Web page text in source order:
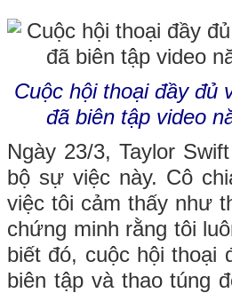
Cuộc hội thoại đầy đủ
đã biên tập video
Ngày 23/3, Taylor
bộ sự việc này. Cô
việc tôi cảm thấy như
chứng minh rằng tôi
biết đó, cuộc hội thoại
biên tập và thao túng